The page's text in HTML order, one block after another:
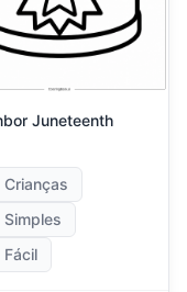
Juneteenth
Crianças
Simples
Fácil